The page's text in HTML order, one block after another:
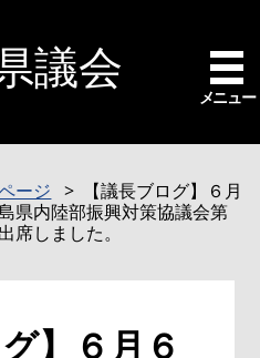
議会
メニュー
ージ
【議長ブログ】６月
県内陸部振興対策協議会第
席しました。
】６月６